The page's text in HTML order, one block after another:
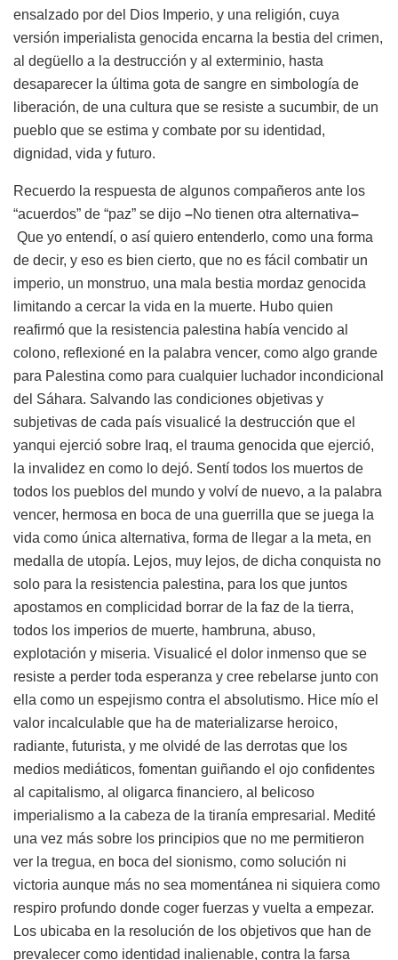
ensalzado por del Dios Imperio, y una religión, cuya
versión imperialista genocida encarna la bestia del crimen,
al degüello a la destrucción y al exterminio, hasta
desaparecer la última gota de sangre en simbología de
liberación, de una cultura que se resiste a sucumbir, de un
pueblo que se estima y combate por su identidad,
dignidad, vida y futuro.
Recuerdo la respuesta de algunos compañeros ante los
“acuerdos” de “paz” se dijo –No tienen otra alternativa–
Que yo entendí, o así quiero entenderlo, como una forma
de decir, y eso es bien cierto, que no es fácil combatir un
imperio, un monstruo, una mala bestia mordaz genocida
limitando a cercar la vida en la muerte. Hubo quien
reafirmó que la resistencia palestina había vencido al
colono, reflexioné en la palabra vencer, como algo grande
para Palestina como para cualquier luchador incondicional
del Sáhara. Salvando las condiciones objetivas y
subjetivas de cada país visualicé la destrucción que el
yanqui ejerció sobre Iraq, el trauma genocida que ejerció,
la invalidez en como lo dejó. Sentí todos los muertos de
todos los pueblos del mundo y volví de nuevo, a la palabra
vencer, hermosa en boca de una guerrilla que se juega la
vida como única alternativa, forma de llegar a la meta, en
medalla de utopía. Lejos, muy lejos, de dicha conquista no
solo para la resistencia palestina, para los que juntos
apostamos en complicidad borrar de la faz de la tierra,
todos los imperios de muerte, hambruna, abuso,
explotación y miseria. Visualicé el dolor inmenso que se
resiste a perder toda esperanza y cree rebelarse junto con
ella como un espejismo contra el absolutismo. Hice mío el
valor incalculable que ha de materializarse heroico,
radiante, futurista, y me olvidé de las derrotas que los
medios mediáticos, fomentan guiñando el ojo confidentes
al capitalismo, al oligarca financiero, al belicoso
imperialismo a la cabeza de la tiranía empresarial. Medité
una vez más sobre los principios que no me permitieron
ver la tregua, en boca del sionismo, como solución ni
victoria aunque más no sea momentánea ni siquiera como
respiro profundo donde coger fuerzas y vuelta a empezar.
Los ubicaba en la resolución de los objetivos que han de
prevalecer como identidad inalienable, contra la farsa